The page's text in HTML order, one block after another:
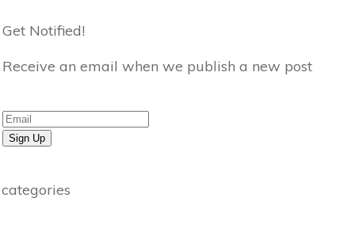
Get Notified!
Receive an email when we publish a new post
Sign Up
categories